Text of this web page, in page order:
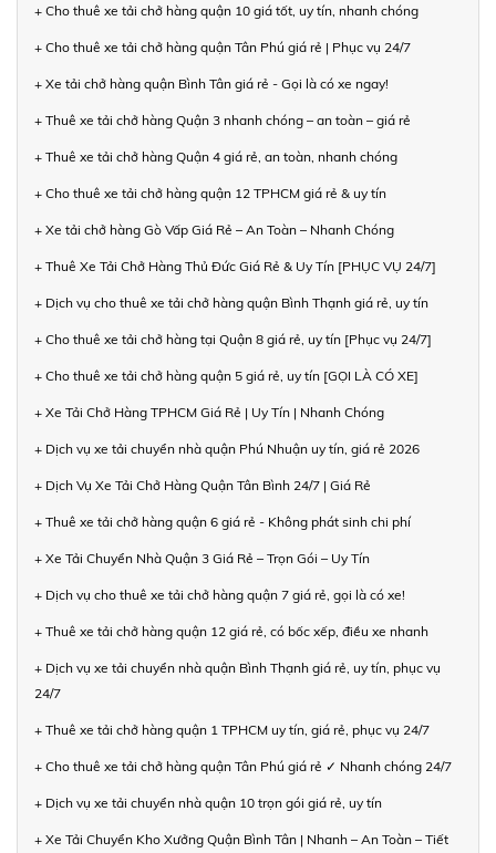
+ Cho thuê xe tải chở hàng quận 10 giá tốt, uy tín, nhanh chóng
+ Cho thuê xe tải chở hàng quận Tân Phú giá rẻ | Phục vụ 24/7
+ Xe tải chở hàng quận Bình Tân giá rẻ - Gọi là có xe ngay!
+ Thuê xe tải chở hàng Quận 3 nhanh chóng – an toàn – giá rẻ
+ Thuê xe tải chở hàng Quận 4 giá rẻ, an toàn, nhanh chóng
+ Cho thuê xe tải chở hàng quận 12 TPHCM giá rẻ & uy tín
+ Xe tải chở hàng Gò Vấp Giá Rẻ – An Toàn – Nhanh Chóng
+ Thuê Xe Tải Chở Hàng Thủ Đức Giá Rẻ & Uy Tín [PHỤC VỤ 24/7]
+ Dịch vụ cho thuê xe tải chở hàng quận Bình Thạnh giá rẻ, uy tín
+ Cho thuê xe tải chở hàng tại Quận 8 giá rẻ, uy tín [Phục vụ 24/7]
+ Cho thuê xe tải chở hàng quận 5 giá rẻ, uy tín [GỌI LÀ CÓ XE]
+ Xe Tải Chở Hàng TPHCM Giá Rẻ | Uy Tín | Nhanh Chóng
+ Dịch vụ xe tải chuyển nhà quận Phú Nhuận uy tín, giá rẻ 2026
+ Dịch Vụ Xe Tải Chở Hàng Quận Tân Bình 24/7 | Giá Rẻ
+ Thuê xe tải chở hàng quận 6 giá rẻ - Không phát sinh chi phí
+ Xe Tải Chuyển Nhà Quận 3 Giá Rẻ – Trọn Gói – Uy Tín
+ Dịch vụ cho thuê xe tải chở hàng quận 7 giá rẻ, gọi là có xe!
+ Thuê xe tải chở hàng quận 12 giá rẻ, có bốc xếp, điều xe nhanh
+ Dịch vụ xe tải chuyển nhà quận Bình Thạnh giá rẻ, uy tín, phục vụ
24/7
+ Thuê xe tải chở hàng quận 1 TPHCM uy tín, giá rẻ, phục vụ 24/7
+ Cho thuê xe tải chở hàng quận Tân Phú giá rẻ ✓ Nhanh chóng 24/7
+ Dịch vụ xe tải chuyển nhà quận 10 trọn gói giá rẻ, uy tín
+ Xe Tải Chuyển Kho Xưởng Quận Bình Tân | Nhanh – An Toàn – Tiết